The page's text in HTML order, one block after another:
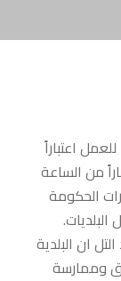
اعتباراً
الموافق 16-6-2021 واعتباراً من الساعة
الحكومة
ان البلدية
وممارسة